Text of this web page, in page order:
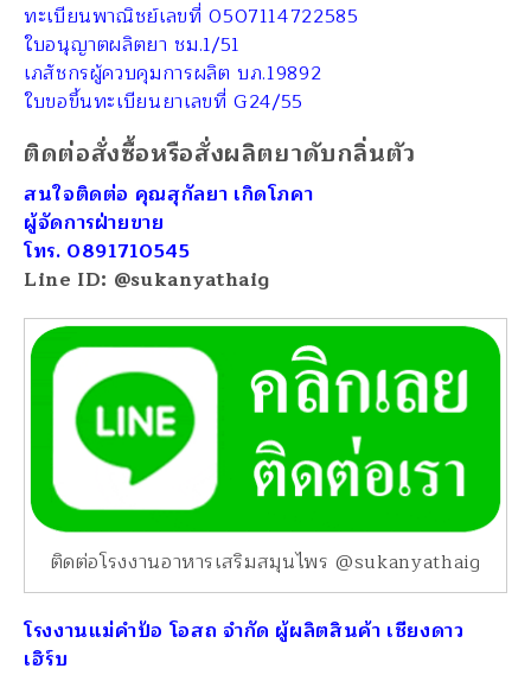
ทะเบียนพาณิชย์เลขที่ 0507114722585
ใบอนุญาตผลิตยา ชม.1/51
เภสัชกรผู้ควบคุมการผลิต บภ.19892
ใบขอขึ้นทะเบียนยาเลขที่ G24/55
ติดต่อสั่งซื้อหรือสั่งผลิตยาดับกลิ่นตัว
สนใจติดต่อ คุณสุกัลยา เกิดโภคา
ผู้จัดการฝ่ายขาย
โทร. 0891710545
Line ID: @sukanyathaig
ติดต่อโรงงานอาหารเสริมสมุนไพร @sukanyathaig
โรงงานแม่คำป้อ โอสถ จำกัด ผู้ผลิตสินค้า เชียงดาว
เฮิร์บ